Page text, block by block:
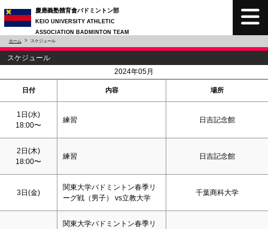
慶應義塾體育會バドミントン部
KEIO UNIVERSITY ATHLETIC
ASSOCIATION BADMINTON TEAM
ホーム スケジュール
スケジュール
2024年05月
日付 内容 場所
1日(水)
18:00〜
練習 日吉記念館
2日(木)
18:00〜
練習 日吉記念館
3日(金)
関東大学バドミントン春季リ
ーグ戦（男子） vs立教大学
千葉商科大学
関東大学バドミントン春季リ